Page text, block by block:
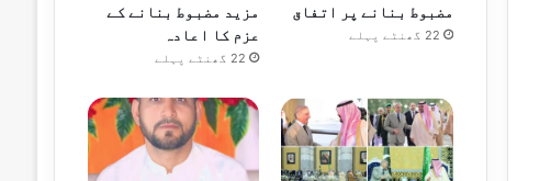
مضبوط بنانے پر اتفاق
22 گھنٹے پہلے
مزید مضبوط بنانے کے
عزم کا اعادہ
22 گھنٹے پہلے